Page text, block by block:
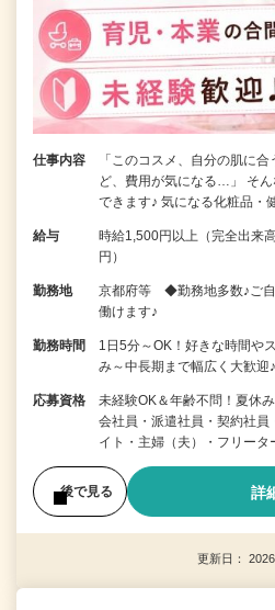
仕事内容
「このコスメ、自分の肌に
ど、費用が気になる…」 そ
できます♪ 気になる化粧品・
給与
時給1,500円以上（完全出来
円）
勤務地
京都府等 ◆勤務地多数♪ご自
働けます♪
勤務時間
1日5分～OK！好きな時間や
み～中長期まで幅広く大歓迎
応募資格
未経験OK＆年齢不問！夏休
会社員・派遣社員・契約社
イト・主婦（夫）・フリータ
後で見る 詳
更新日：